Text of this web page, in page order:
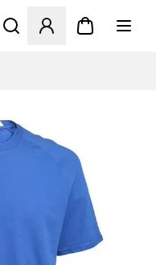
Åbner en Modal til at